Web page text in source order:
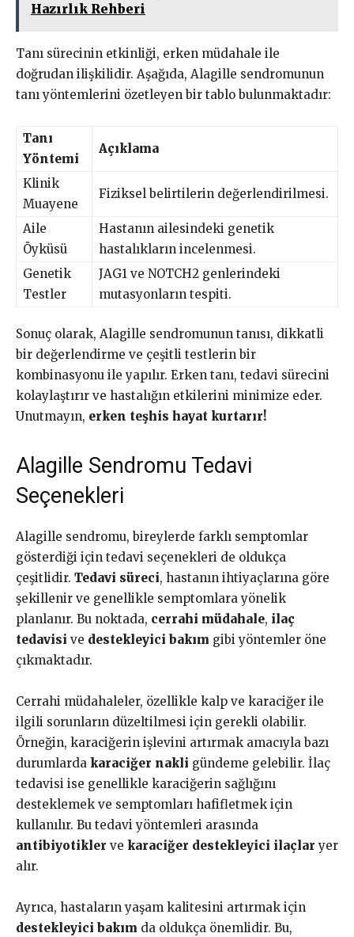
Hazırlık Rehberi
Tanı sürecinin etkinliği, erken müdahale ile
doğrudan ilişkilidir. Aşağıda, Alagille sendromunun
tanı yöntemlerini özetleyen bir tablo bulunmaktadır:
Tanı
Yöntemi
Açıklama
Klinik
Muayene
Fiziksel belirtilerin değerlendirilmesi.
Aile
Öyküsü
Hastanın ailesindeki genetik
hastalıkların incelenmesi.
Genetik
Testler
JAG1 ve NOTCH2 genlerindeki
mutasyonların tespiti.
Sonuç olarak, Alagille sendromunun tanısı, dikkatli
bir değerlendirme ve çeşitli testlerin bir
kombinasyonu ile yapılır. Erken tanı, tedavi sürecini
kolaylaştırır ve hastalığın etkilerini minimize eder.
Unutmayın, erken teşhis hayat kurtarır!
Alagille Sendromu Tedavi
Seçenekleri
Alagille sendromu, bireylerde farklı semptomlar
gösterdiği için tedavi seçenekleri de oldukça
çeşitlidir. Tedavi süreci, hastanın ihtiyaçlarına göre
şekillenir ve genellikle semptomlara yönelik
planlanır. Bu noktada, cerrahi müdahale, ilaç
tedavisi ve destekleyici bakım gibi yöntemler öne
çıkmaktadır.
Cerrahi müdahaleler, özellikle kalp ve karaciğer ile
ilgili sorunların düzeltilmesi için gerekli olabilir.
Örneğin, karaciğerin işlevini artırmak amacıyla bazı
durumlarda karaciğer nakli gündeme gelebilir. İlaç
tedavisi ise genellikle karaciğerin sağlığını
desteklemek ve semptomları hafifletmek için
kullanılır. Bu tedavi yöntemleri arasında
antibiyotikler ve karaciğer destekleyici ilaçlar yer
alır.
Ayrıca, hastaların yaşam kalitesini artırmak için
destekleyici bakım da oldukça önemlidir. Bu,